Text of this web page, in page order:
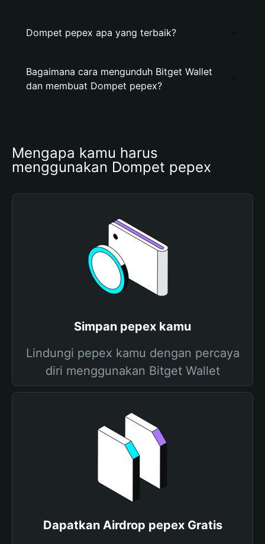
Dompet pepex apa yang terbaik?
Bagaimana cara mengunduh Bitget Wallet
dan membuat Dompet pepex?
Mengapa kamu harus
menggunakan Dompet pepex
Simpan pepex kamu
Lindungi pepex kamu dengan percaya
diri menggunakan Bitget Wallet
Dapatkan Airdrop pepex Gratis